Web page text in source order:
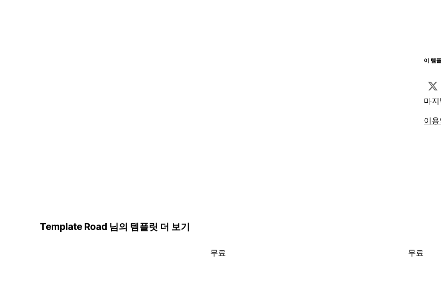
이 템
마
이
Template Road 님의 템플릿 더 보기
무료 무료